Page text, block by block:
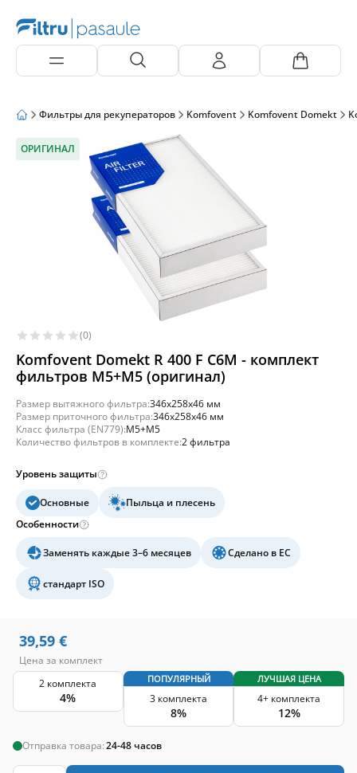
Фильтры для рекуператоров Komfovent Komfovent Domekt
ОРИГИНАЛ
(0)
Komfovent Domekt R 400 F C6M - комплект
фильтров M5+M5 (оригинал)
Размер вытяжного фильтра:346x258x46 мм
Размер приточного фильтра:346x258x46 мм
Класс фильтра (EN779):M5+M5
Количество фильтров в комплекте:2 фильтра
Уровень защиты
Основные
Пыльца и плесень
Особенности
Заменять каждые 3–6 месяцев Сделано в ЕС
стандарт ISO
39,59 €
Цена за комплект
2 комплекта
4%
ПОПУЛЯРНЫЙ
3 комплекта
8%
ЛУЧШАЯ ЦЕНА
4+ комплекта
12%
Отправка товара:24-48 часов